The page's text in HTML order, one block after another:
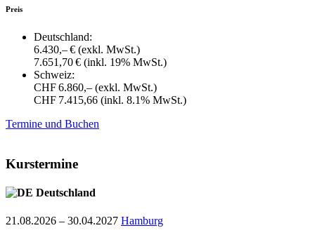
Preis
Deutschland:
6.430,– € (exkl. MwSt.)
7.651,70 € (inkl. 19% MwSt.)
Schweiz:
CHF 6.860,– (exkl. MwSt.)
CHF 7.415,66 (inkl. 8.1% MwSt.)
Termine und Buchen
Kurstermine
Deutschland
21.08.2026 – 30.04.2027 Hamburg